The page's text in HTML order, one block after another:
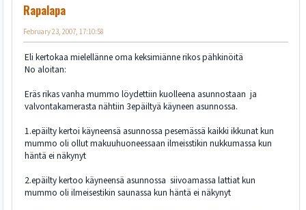
Rapalapa
February 23, 2007, 17:10:58
Eli kertokaa mielellänne oma keksimiänne rikos pähkinöitä
No aloitan:
Eräs rikas vanha mummo löydettiin kuolleena asunnostaan ja
valvontakamerasta nähtiin 3epäiltyä käyneen asunnossa.
1.epäilty kertoi käyneensä asunnossa pesemässä kaikki ikkunat kun
mummo oli ollut makuuhuoneessaan ilmeisstikin nukkumassa kun
häntä ei näkynyt
2.epäilty kertoo käyneensä asunnossa siivoamassa lattiat kun
mummo oli ilmeisestikin saunassa kun häntä ei näkynyt